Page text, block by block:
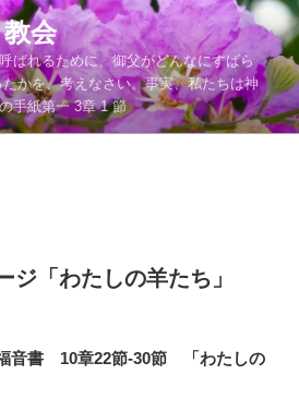
会
ばれるために、御父がどんなにすばら
かを、考えなさい。事実、私たちは神
手紙第一 3章 1 節
ジ「わたしの羊たち」
音書 10章22節-30節 「わたしの